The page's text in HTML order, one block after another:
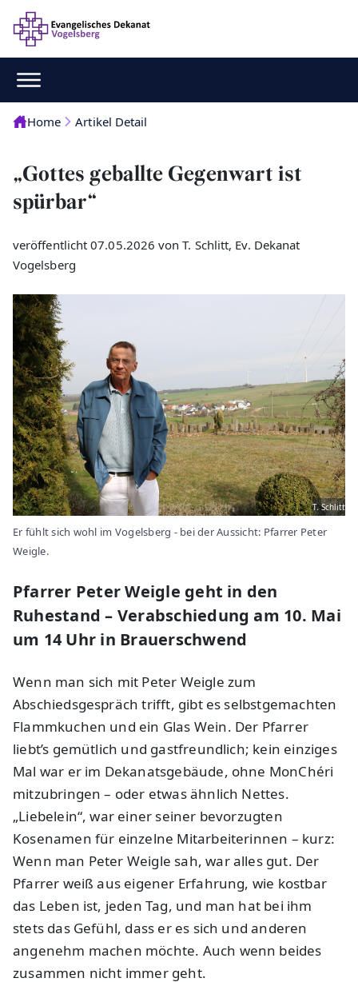
Home Artikel Detail
„Gottes geballte Gegenwart ist
spürbar“
veröffentlicht 07.05.2026 von T. Schlitt, Ev. Dekanat
Vogelsberg
T. Schlitt
Er fühlt sich wohl im Vogelsberg - bei der Aussicht: Pfarrer Peter
Weigle.
Pfarrer Peter Weigle geht in den
Ruhestand – Verabschiedung am 10. Mai
um 14 Uhr in Brauerschwend
Wenn man sich mit Peter Weigle zum
Abschiedsgespräch trifft, gibt es selbstgemachten
Flammkuchen und ein Glas Wein. Der Pfarrer
liebt’s gemütlich und gastfreundlich; kein einziges
Mal war er im Dekanatsgebäude, ohne MonChéri
mitzubringen – oder etwas ähnlich Nettes.
„Liebelein“, war einer seiner bevorzugten
Kosenamen für einzelne Mitarbeiterinnen – kurz:
Wenn man Peter Weigle sah, war alles gut. Der
Pfarrer weiß aus eigener Erfahrung, wie kostbar
das Leben ist, jeden Tag, und man hat bei ihm
stets das Gefühl, dass er es sich und anderen
angenehm machen möchte. Auch wenn beides
zusammen nicht immer geht.